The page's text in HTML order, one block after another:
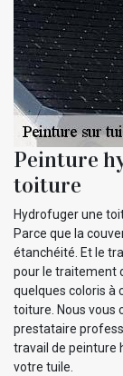
Peinture
toiture
Hydrofuger une
Parce que la
étanchéité. Et le
pour le traitement
quelques coloris à
toiture. Nous vous
prestataire
travail de peinture
votre tuile.